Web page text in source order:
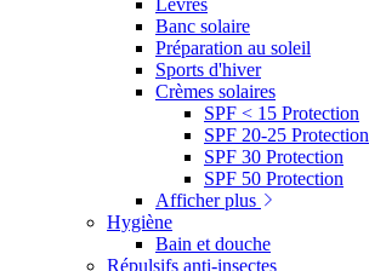
Lèvres
Banc solaire
Préparation au soleil
Sports d'hiver
Crèmes solaires
SPF < 15 Protection
SPF 20-25 Protection
SPF 30 Protection
SPF 50 Protection
Afficher plus
Hygiène
Bain et douche
Répulsifs anti-insectes